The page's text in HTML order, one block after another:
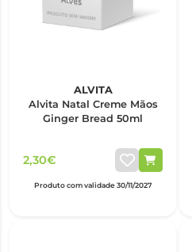
ALVITA
Alvita Natal Creme Mãos
Ginger Bread 50ml
2,30€
Produto com validade 30/11/2027